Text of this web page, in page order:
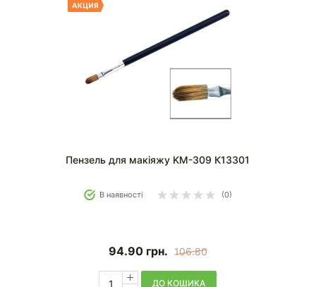
Пензель для макіяжу KM-309 К13301
В наявності (0)
94.90 грн. 106.80
ДО КОШИКА